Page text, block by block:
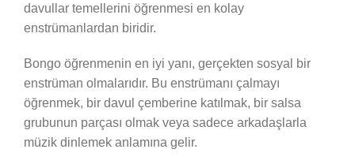
davullar temellerini öğrenmesi en kolay
enstrümanlardan biridir.
Bongo öğrenmenin en iyi yanı, gerçekten sosyal bir
enstrüman olmalarıdır. Bu enstrümanı çalmayı
öğrenmek, bir davul çemberine katılmak, bir salsa
grubunun parçası olmak veya sadece arkadaşlarla
müzik dinlemek anlamına gelir.